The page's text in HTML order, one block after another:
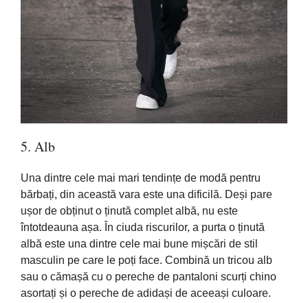
5. Alb
Una dintre cele mai mari tendințe de modă pentru
bărbați, din această vara este una dificilă. Deși pare
ușor de obținuto ținută completalbă, nu este
întotdeauna așa. În ciuda riscurilor, a purta o ținută
albă este una dintre cele mai bune mișcări de stil
masculin pe care le poți face. Combină un tricou alb
sau o cămașă cu o pereche de pantaloni scurți chino
asortați și o pereche de adidași de aceeași culoare.